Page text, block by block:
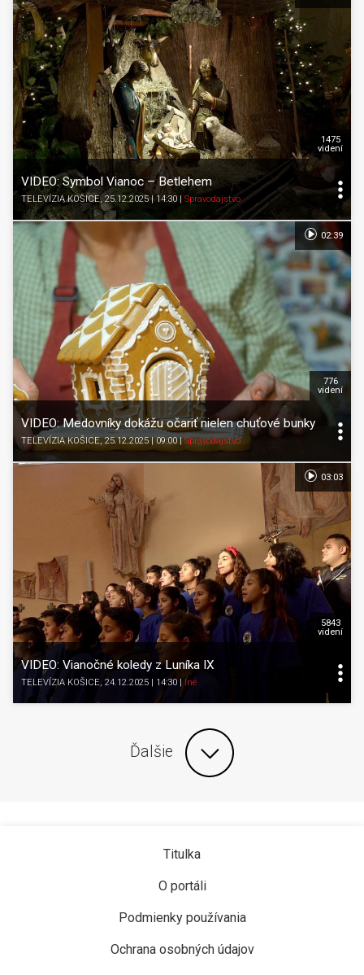
VIDEO: Symbol Vianoc – Betlehem
TELEVÍZIA KOŠICE, 25.12.2025 | 14:30 Spravodajstvo
1475
videní
VIDEO: Medovníky dokážu očariť nielen chuťové bunky
TELEVÍZIA KOŠICE, 25.12.2025 | 09:00|Spravodajstvo
776
videní
02:39
VIDEO: Vianočné koledy z Luníka IX
TELEVÍZIA KOŠICE, 24.12.2025 | 14:30 Iné
5843
videní
03:03
Ďalšie
Titulka
O portáli
Podmienky používania
Ochrana osobných údajov